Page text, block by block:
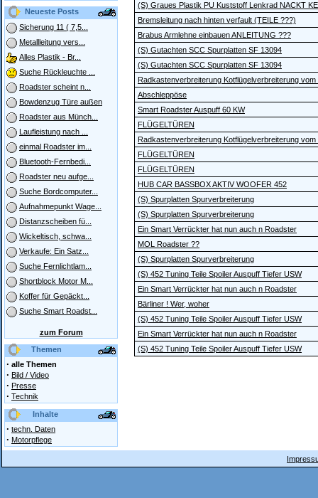
Neueste Posts
Sicherung 11 ( 7,5...
Metallleitung vers...
Alles Plastik - Br...
Suche Rückleuchte ...
Roadster scheint n...
Bowdenzug Türe außen
Roadster aus Münch...
Laufleistung nach ...
einmal Roadster im...
Bluetooth-Fernbedi...
Roadster neu aufge...
Suche Bordcomputer...
Aufnahmepunkt Wage...
Distanzscheiben fü...
Wickeltisch, schwa...
Verkaufe: Ein Satz...
Suche Fernlichtlam...
Shortblock Motor M...
Koffer für Gepäckt...
Suche Smart Roadst...
zum Forum
Themen
· alle Themen
· Bild / Video
· Presse
· Technik
Inhalte
· techn. Daten
· Motorpflege
(S) Graues Plastik PU Kuststoff Lenkrad NACKT
Bremsleitung nach hinten verfault (TEILE ???)
Brabus Armlehne einbauen ANLEITUNG ???
(S) Gutachten SCC Spurplatten SF 13094
(S) Gutachten SCC Spurplatten SF 13094
Radkastenverbreiterung Kotflügelverbreiterung vom
Abschleppöse
Smart Roadster Auspuff 60 KW
FLÜGELTÜREN
Radkastenverbreiterung Kotflügelverbreiterung vom
FLÜGELTÜREN
FLÜGELTÜREN
HUB CAR BASSBOX AKTIV WOOFER 452
(S) Spurplatten Spurverbreiterung
(S) Spurplatten Spurverbreiterung
Ein Smart Verrückter hat nun auch n Roadster
MOL Roadster ??
(S) Spurplatten Spurverbreiterung
(S) 452 Tuning Teile Spoiler Auspuff Tiefer USW
Ein Smart Verrückter hat nun auch n Roadster
Bärliner ! Wer, woher
(S) 452 Tuning Teile Spoiler Auspuff Tiefer USW
Ein Smart Verrückter hat nun auch n Roadster
(S) 452 Tuning Teile Spoiler Auspuff Tiefer USW